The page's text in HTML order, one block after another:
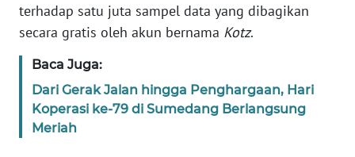
terhadap satu juta sampel data yang dibagikan
secara gratis oleh akun bernama Kotz.
Baca Juga:
Dari Gerak Jalan hingga Penghargaan, Hari
Koperasi ke-79 di Sumedang Berlangsung
Meriah
KONTAK
KAMI
INFO
IKLAN
TENTANG